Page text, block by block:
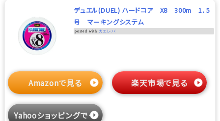
デュエル(DUEL) ハードコア X8 300m 1．5
号 マーキングシステム
posted with カエレバ
Amazonで見る 楽天市場で見る
Yahooショッピングで見る